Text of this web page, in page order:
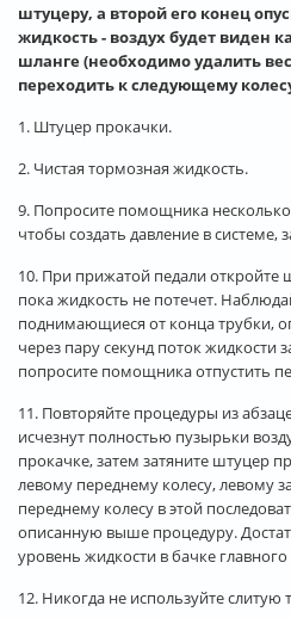
штуцеру, а второй его конец
жидкость - воздух будет виден
шланге (необходимо удалить
переходить к следующему
1. Штуцер прокачки.
2. Чистая тормозная жидкость.
9. Попросите помощника
чтобы создать давление в системе,
10. При прижатой педали откройте
пока жидкость не потечет.
поднимающиеся от конца трубки,
через пару секунд поток жидкости
попросите помощника отпустить
11. Повторяйте процедуры из
исчезнут полностью пузырьки
прокачке, затем затяните штуцер
левому переднему колесу, левому
переднему колесу в этой
описанную выше процедуру.
уровень жидкости в бачке
12. Никогда не используйте